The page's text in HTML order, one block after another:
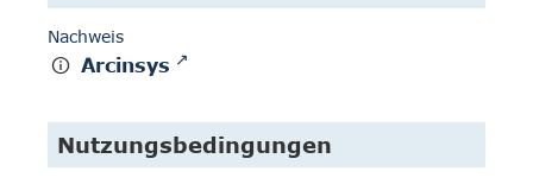
Nachweis
Arcinsys
Nutzungsbedingungen